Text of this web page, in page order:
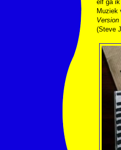
elf ga
Muziek
Version
(Steve